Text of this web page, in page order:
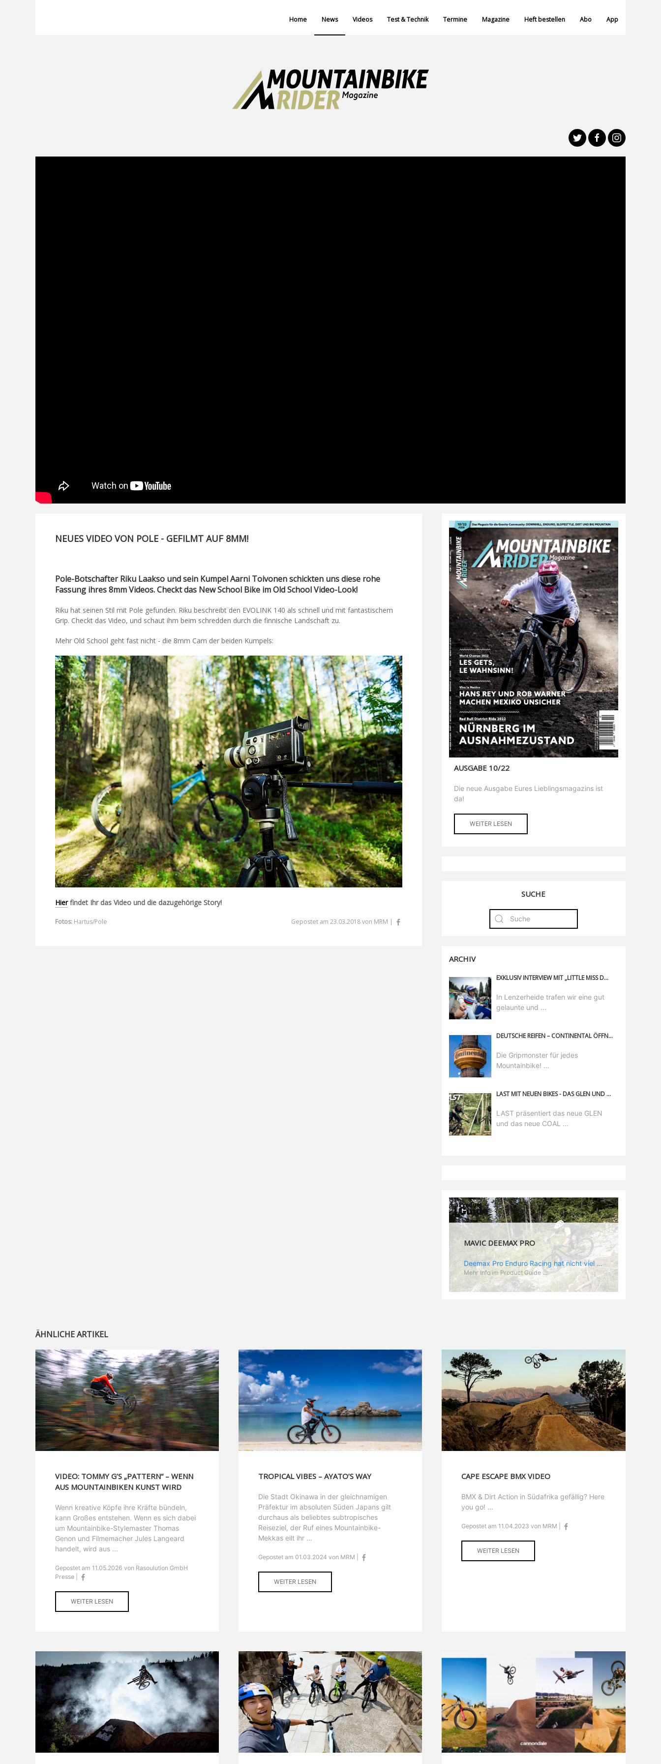
Home News Videos Test & Technik Termine Magazine Heft bestellen Abo App
NEUES VIDEO VON POLE - GEFILMT AUF 8MM!
Pole-Botschafter Riku Laakso und sein Kumpel Aarni Toivonen schickten uns diese rohe
Fassung ihres 8mm Videos. Checkt das New School Bike im Old School Video-Look!
Riku hat seinen Stil mit Pole gefunden. Riku beschreibt den EVOLINK 140 als schnell und mit fantastischem
Grip. Checkt das Video, und schaut ihm beim schredden durch die finnische Landschaft zu.
Mehr Old School geht fast nicht - die 8mm Cam der beiden Kumpels:
Hierfindet Ihr das Video und die dazugehörige Story!
Fotos: Hartus/Pole Gepostet am 23.03.2018 von MRM |
AUSGABE 10/22
Die neue Ausgabe Eures Lieblingsmagazins ist
da!
WEITER LESEN
SUCHE
ARCHIV
EXKLUSIV INTERVIEW MIT „LITTLE MISS DOWNHILL“ VALI HÖLL IN LENZERHEIDE
In Lenzerheide trafen wir eine gut
gelaunte und ...
DEUTSCHE REIFEN – CONTINENTAL ÖFFNET FÜR UNS DIE PFORTEN
Die Gripmonster für jedes
Mountainbike! ...
LAST MIT NEUEN BIKES - DAS GLEN UND COAL
LAST präsentiert das neue GLEN
und das neue COAL ...
MAVIC DEEMAX PRO
Deemax Pro Enduro Racing hat nicht viel mit der gemütlichen Trail Runde nach Feierabend zu tun. Im Racing zählt jede Sekunde und da wird hart geballert. Dementsprechend hoch sind die Belastungen und die Anforderungen an ein spezielles Enduro Laufrad. „Deemax“ als Grundlage ist ein guter Ausgangspunkt. Zusammen mit Sam Hill hat Mavic das „Deemax Pro“ entwickelt, das genau den Anforderungen gerecht wird, die es bedarf, um ein EWS Rennen zu gewinnen (dass es wirklich funktioniert hat Sam ja bereits bewiesen). Was also zeichnet den neuen Laufradsatz aus? - optimales Verhältnis aus Gewicht und Stabilität - neue „Zycral“ Speichen aus einer speziellen Legierung, die besonders gutes „Feedback“ gibt - „Fore Drill“: dieser Begriff steht für Mavics Nippel: die besitzen einen größeren Durchmesser, als normal und die Gewinde in der Speiche werden von innen gebohrt, was der Felgenstruktur eine höhere Stabilität verleihen soll. Das Ergebnis: eine leichtere Felge, die Kräfte besser aufnehmen und absorbieren kann - speziell angepasste Felgenbreite. Im Enduroeinsatz kommen hinten meist Reifen zum Einsatz, die auf gutes Rollen optimiert sind während vorn die griffigeren Profile montiert werden. Demzufolge spart Mavic am Hinterrad Material und Gewicht, indem man eine 25 mm Felge verbaut während vorn, wie am DH Laufrad, eine 28 mm Felge zum Einsatz kommt. „Race Tundes Rim Width“ nennt Mavic das. - natürlich sind auch die „Deemax Pro“ UST, also perfekt für den Tubeless Einsatz geeignet.
Mehr Info im Product Guide ...
ÄHNLICHE ARTIKEL
VIDEO: TOMMY G’S „PATTERN“ – WENN
AUS MOUNTAINBIKEN KUNST WIRD
Wenn kreative Köpfe ihre Kräfte bündeln,
kann Großes entstehen. Wenn es sich dabei
um Mountainbike-Stylemaster Thomas
Genon und Filmemacher Jules Langeard
handelt, wird aus ...
Gepostet am 11.05.2026 von Rasoulution GmbH
Presse |
WEITER LESEN
TROPICAL VIBES – AYATO’S WAY
Die Stadt Okinawa in der gleichnamigen
Präfektur im absoluten Süden Japans gilt
durchaus als beliebtes subtropisches
Reiseziel, der Ruf eines Mountainbike-
Mekkas eilt ihr ...
Gepostet am 01.03.2024 von MRM |
WEITER LESEN
CAPE ESCAPE BMX VIDEO
BMX & Dirt Action in Südafrika gefällig? Here
you go! ...
Gepostet am 11.04.2023 von MRM |
WEITER LESEN